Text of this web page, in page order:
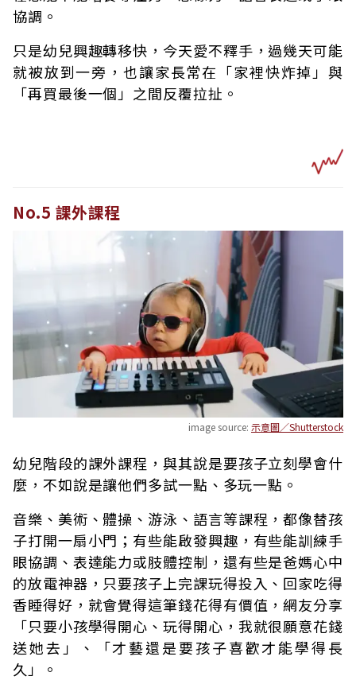
協調。
只是幼兒興趣轉移快，今天愛不釋手，過幾天可能
就被放到一旁，也讓家長常在「家裡快炸掉」與
「再買最後一個」之間反覆拉扯。
No.5 課外課程
image source: 示意圖／Shutterstock
幼兒階段的課外課程，與其說是要孩子立刻學會什
麼，不如說是讓他們多試一點、多玩一點。
音樂、美術、體操、游泳、語言等課程，都像替孩
子打開一扇小門；有些能啟發興趣，有些能訓練手
眼協調、表達能力或肢體控制，還有些是爸媽心中
的放電神器，只要孩子上完課玩得投入、回家吃得
香睡得好，就會覺得這筆錢花得有價值，網友分享
「只要小孩學得開心、玩得開心，我就很願意花錢
送她去」、「才藝還是要孩子喜歡才能學得長
久」。